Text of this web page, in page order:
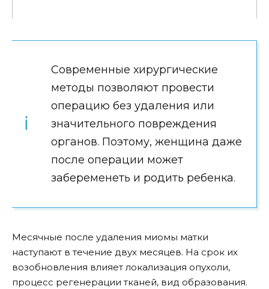
Современные хирургические
методы позволяют провести
операцию без удаления или
значительного повреждения
органов. Поэтому, женщина даже
после операции может
забеременеть и родить ребенка.
Месячные после удаления миомы матки
наступают в течение двух месяцев. На срок их
возобновления влияет локализация опухоли,
процесс регенерации тканей, вид образования.